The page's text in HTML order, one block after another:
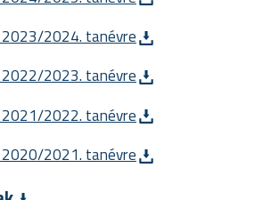
2024. tanévre
2023. tanévre
2022. tanévre
2021. tanévre